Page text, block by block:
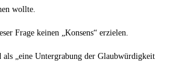
wollte.
Frage keinen „Konsens“ erzielen.
als „eine Untergrabung der Glaubwürdigkeit